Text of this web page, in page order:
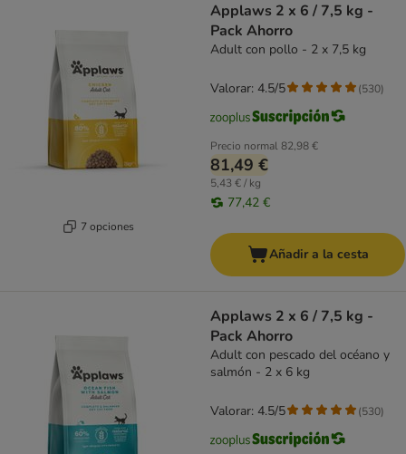
7 opciones
Applaws 2 x 6 / 7,5 kg -
Pack Ahorro
Adult con pollo - 2 x 7,5 kg
Precio normal82,98 €
81,49 €
5,43 € / kg
77,42 €
Valorar: 4.5/5 (530)
Añadir a la cesta
Applaws 2 x 6 / 7,5 kg -
Pack Ahorro
Adult con pescado del océano y
salmón - 2 x 6 kg
Valorar: 4.5/5 (530)